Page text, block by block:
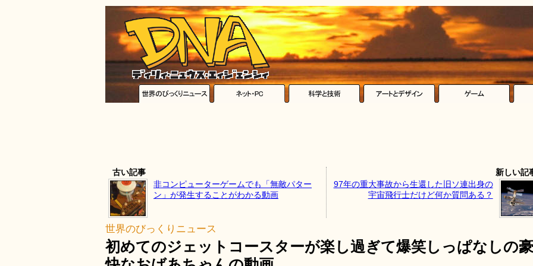
古い記事
非コンピューターゲームでも「無敵パター
ン」が発生することがわかる動画
新しい記
97年の重大事故から生還した旧ソ連出身の
宇宙飛行士だけど何か質問ある？
世界のびっくりニュース
初めてのジェットコースターが楽し過ぎて爆笑しっぱなしの豪